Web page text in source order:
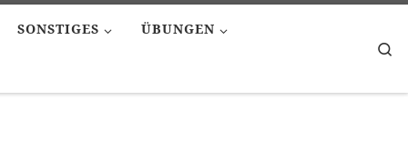
SONSTIGES ÜBUNGEN